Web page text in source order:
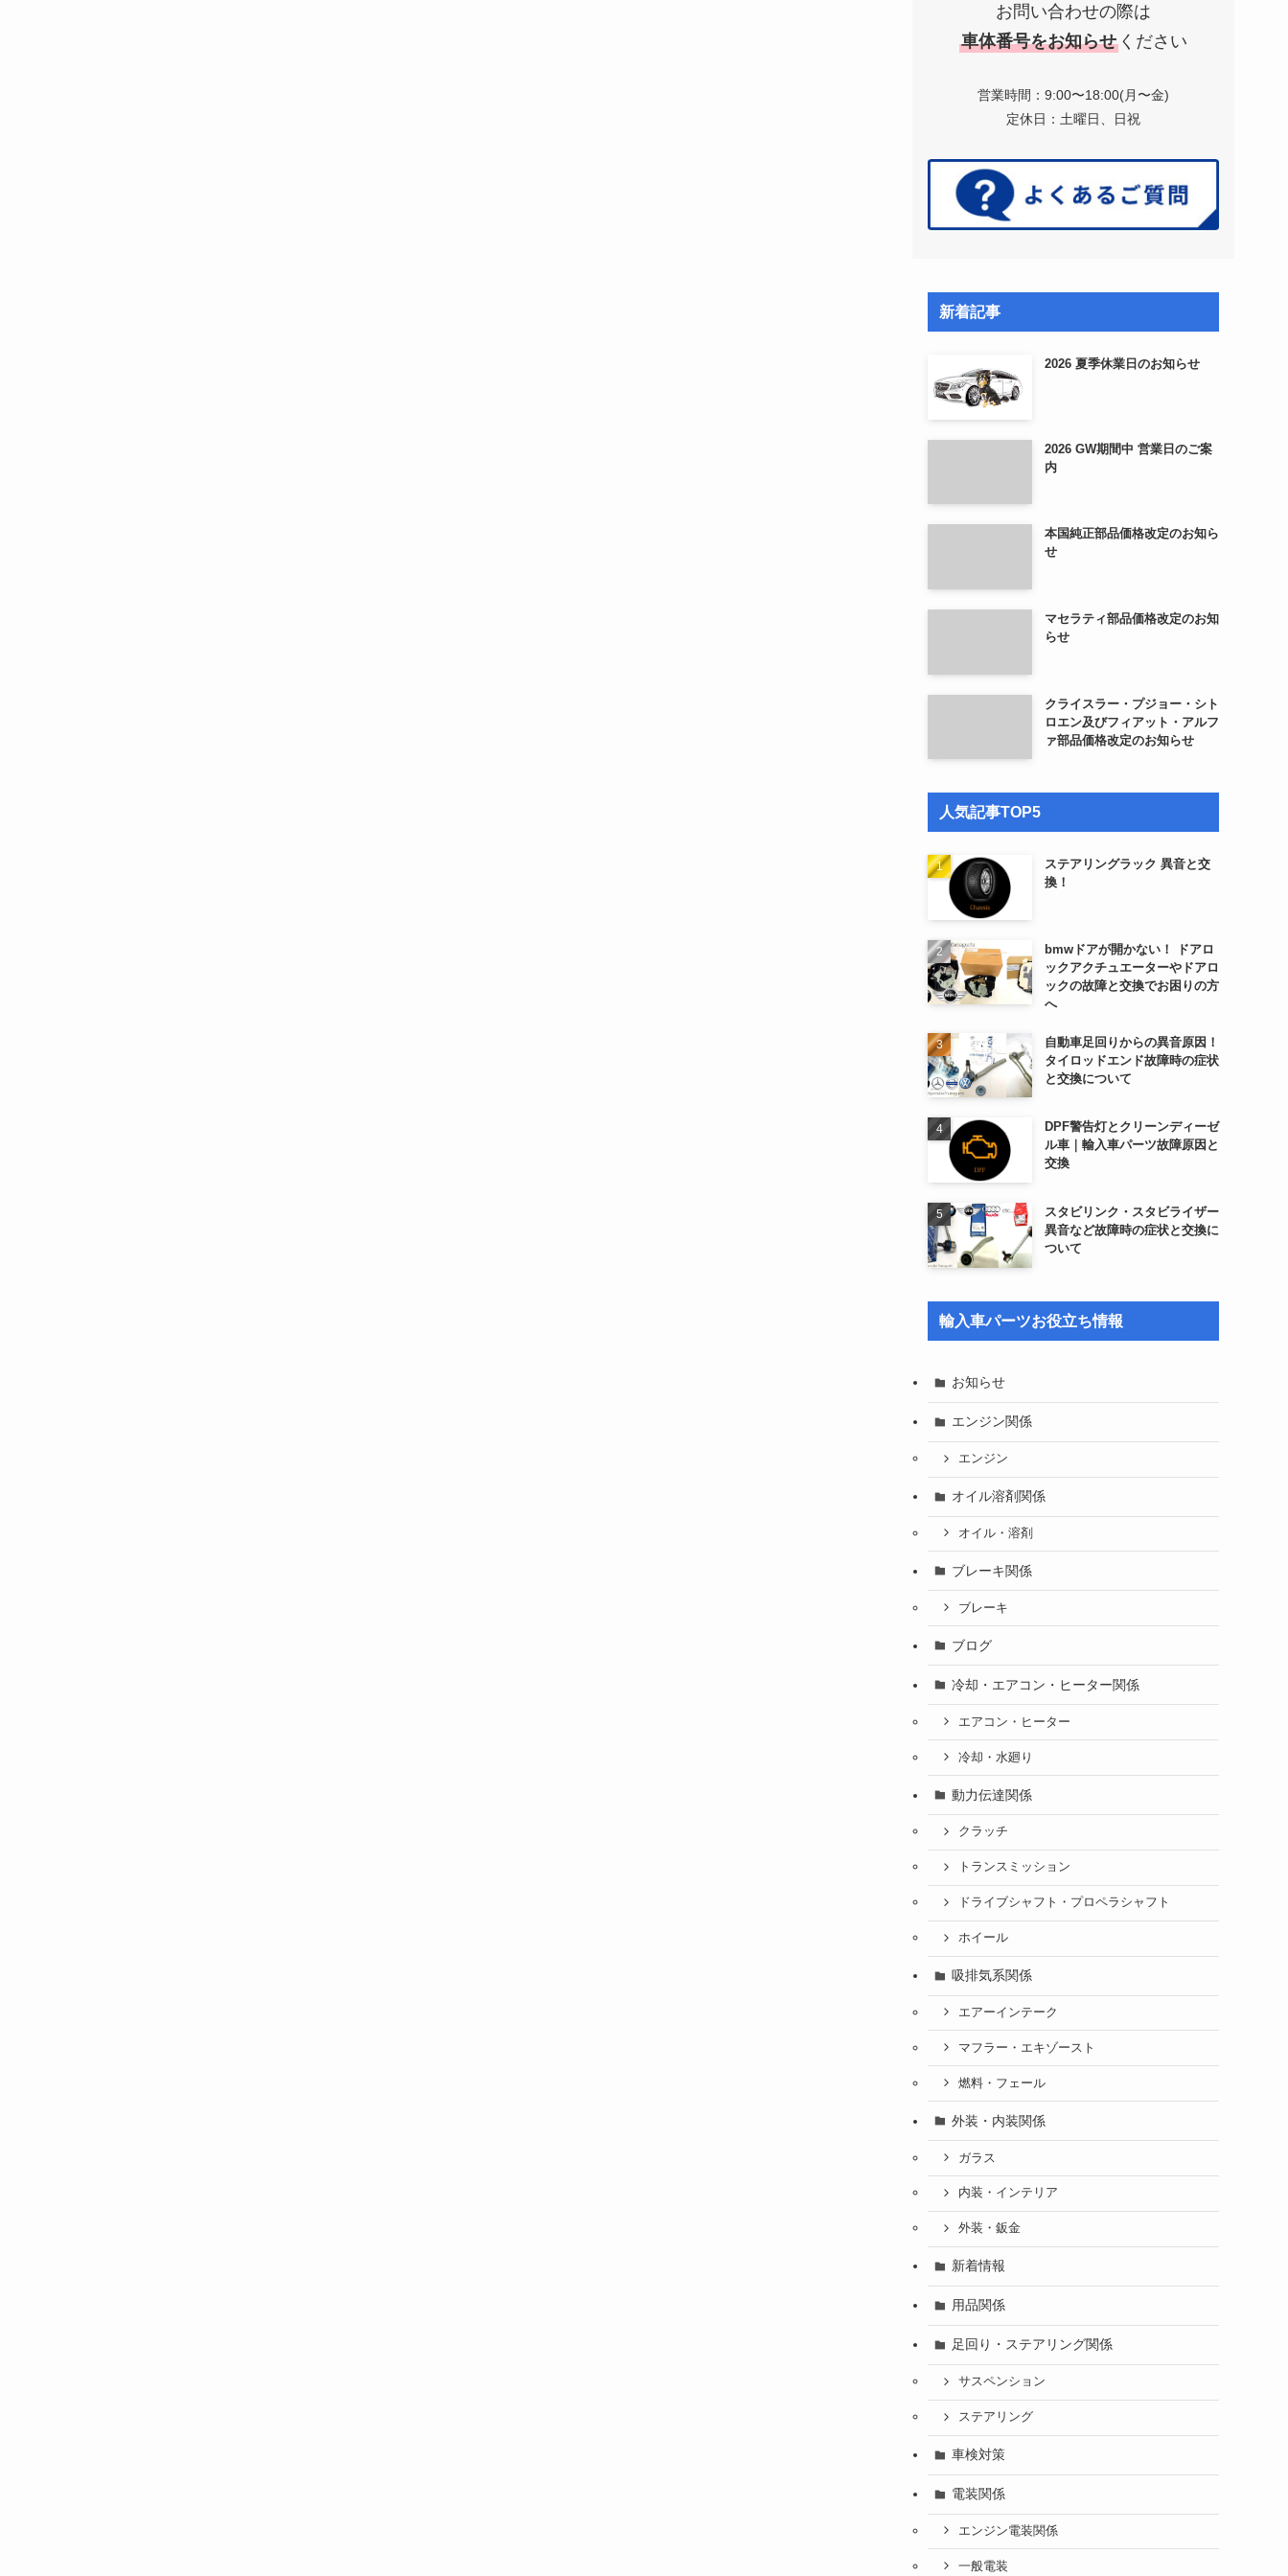
お問い合わせの際は
車体番号をお知らせ ください
営業時間：9:00〜18:00(月〜金)
定休日：土曜日、日祝
新着記事
2026 夏季休業日のお知らせ
2026 GW期間中 営業日のご案
内
本国純正部品価格改定のお知ら
せ
マセラティ部品価格改定のお知
らせ
クライスラー・プジョー・シト
ロエン及びフィアット・アルフ
ァ部品価格改定のお知らせ
人気記事TOP5
ステアリングラック 異音と交
換！
bmwドアが開かない！ ドアロ
ックアクチュエーターやドアロ
ックの故障と交換でお困りの方
へ
自動車足回りからの異音原因！
タイロッドエンド故障時の症状
と交換について
DPF警告灯とクリーンディーゼ
ル車｜輸入車パーツ故障原因と
交換
スタビリンク・スタビライザー
異音など故障時の症状と交換に
ついて
輸入車パーツお役立ち情報
お知らせ
エンジン関係
エンジン
オイル溶剤関係
オイル・溶剤
ブレーキ関係
ブレーキ
ブログ
冷却・エアコン・ヒーター関係
エアコン・ヒーター
冷却・水廻り
動力伝達関係
クラッチ
トランスミッション
ドライブシャフト・プロペラシャフト
ホイール
吸排気系関係
エアーインテーク
マフラー・エキゾースト
燃料・フェール
外装・内装関係
ガラス
内装・インテリア
外装・鈑金
新着情報
用品関係
足回り・ステアリング関係
サスペンション
ステアリング
車検対策
電装関係
エンジン電装関係
一般電装